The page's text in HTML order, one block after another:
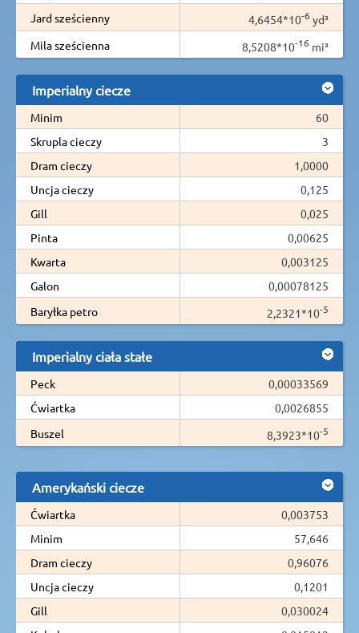
Jard sześcienny
4,6454*10-6 yd³
Mila sześcienna
8,5208*10-16 mi³
Imperialny ciecze
Minim
60
Skrupla cieczy
3
Dram cieczy
1,0000
Uncja cieczy
0,125
Gill
0,025
Pinta
0,00625
Kwarta
0,003125
Galon
0,00078125
Baryłka petro
2,2321*10-5
Imperialny ciała stałe
Peck
0,00033569
Ćwiartka
0,0026855
Buszel
8,3923*10-5
Amerykański ciecze
Ćwiartka
0,003753
Minim
57,646
Dram cieczy
0,96076
Uncja cieczy
0,1201
Gill
0,030024